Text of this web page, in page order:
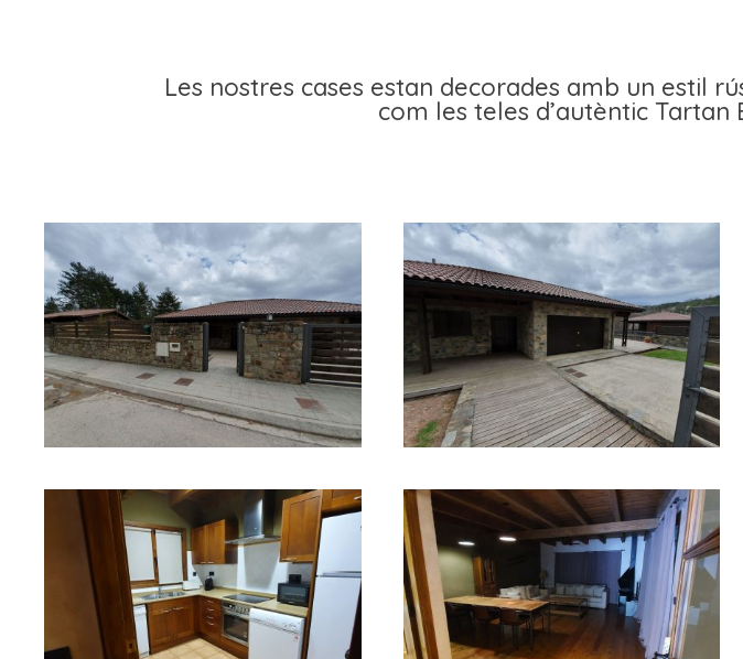
Les nostres cases estan decorades amb un estil
com les teles d’autèntic Tartan